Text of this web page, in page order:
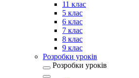
11 клас
5 клас
6 клас
7 клас
8 клас
9 клас
Розробки уроків
Розробки уроків